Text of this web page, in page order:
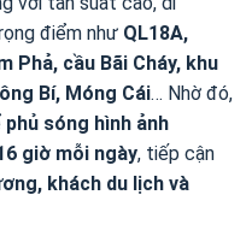
điểm như QL18A,
Phả, cầu Bãi Cháy, khu
Bí, Móng Cái… Nhờ đó,
phủ sóng hình ảnh
giờ mỗi ngày, tiếp cận
khách du lịch và